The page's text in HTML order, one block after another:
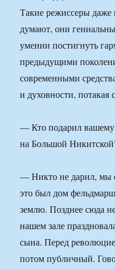
Такие режиссеры
думают, они
умении постигнуть
предыдущими
современными
и духовности,
— Кто подарил вашему
на Большой
— Никто не дарил, мы
это был дом
землю. Позднее сюда
нашем зале
сына. Перед
потом публичный.